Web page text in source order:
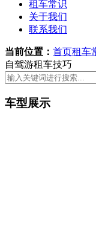
租车常识
关于我们
联系我们
当前位置： 首页租车
自驾游租车技巧
车型展示